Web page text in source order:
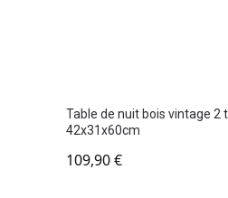
Table de nuit bois vintage 2
42x31x60cm
109,90€